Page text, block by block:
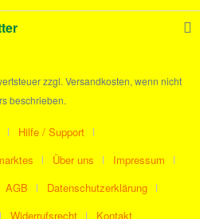
zzgl. Versandkosten, wenn nicht
beschrieben.
Hilfe / Support
Über uns
Impressum
AGB
Datenschutzerklärung
Widerrufsrecht Kontakt